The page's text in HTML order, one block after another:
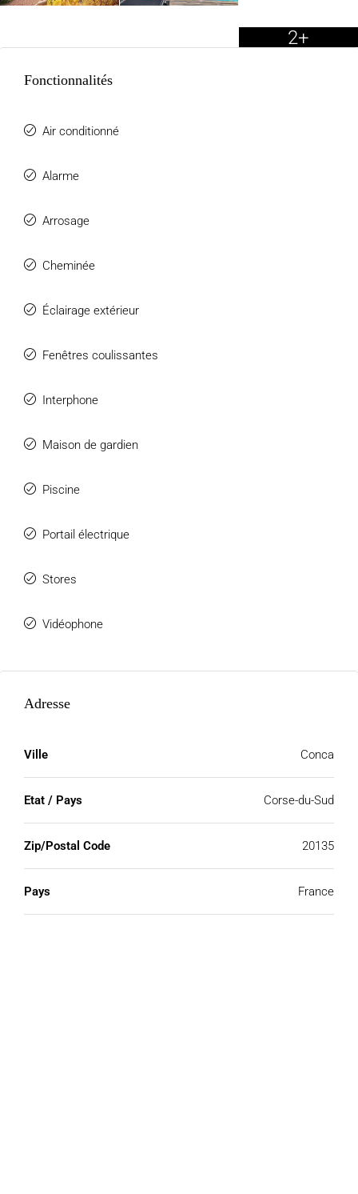
2+
Fonctionnalités
Air conditionné
Alarme
Arrosage
Cheminée
Éclairage extérieur
Fenêtres coulissantes
Interphone
Maison de gardien
Piscine
Portail électrique
Stores
Vidéophone
Adresse
Ville Conca
Etat / Pays Corse-du-Sud
Zip/Postal Code 20135
Pays France